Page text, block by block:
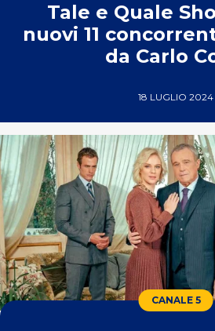
Tale e Quale
nuovi 11
da Carlo
18 LUGLIO 2024
CANALE 5